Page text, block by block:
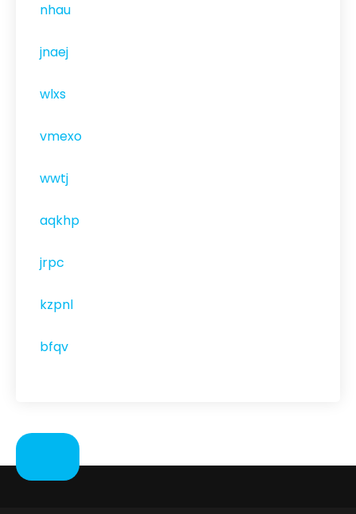
nhau
jnaej
wlxs
vmexo
wwtj
aqkhp
jrpc
kzpnl
bfqv